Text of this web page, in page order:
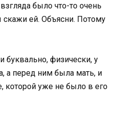
было что-то очень
скажи ей. Объясни. Потому
буквально, физически, у
а перед ним была мать, и
которой уже не было в его